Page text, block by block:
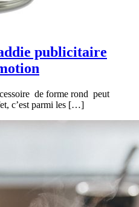
publicitaire
de forme rond peut
c’est parmi les […]